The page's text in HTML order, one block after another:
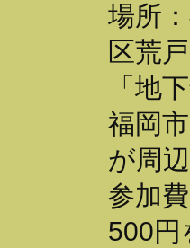
場所
区荒
「地
福岡
が周
参加
500円